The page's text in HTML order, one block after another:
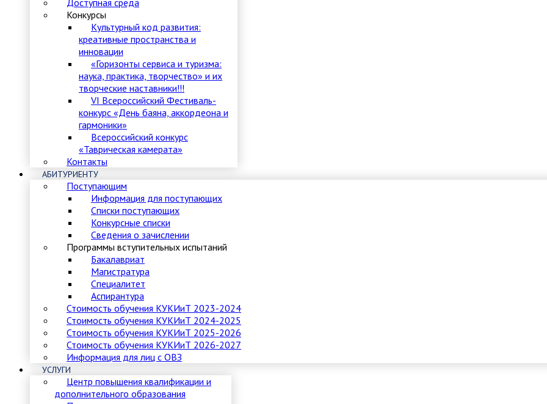
Доступная среда
Конкурсы
Культурный код развития:
креативные пространства и
инновации
«Горизонты сервиса и туризма:
наука, практика, творчество» и их
творческие наставники!!!
VI Всероссийский Фестиваль-
конкурс «День баяна, аккордеона и
гармоники»
Всероссийский конкурс
«Таврическая камерата»
Контакты
АБИТУРИЕНТУ
Поступающим
Информация для поступающих
Списки поступающих
Конкурсные списки
Сведения о зачислении
Программы вступительных испытаний
Бакалавриат
Магистратура
Специалитет
Аспирантура
Стоимость обучения КУКИиТ 2023-2024
Стоимость обучения КУКИиТ 2024-2025
Стоимость обучения КУКИиТ 2025-2026
Стоимость обучения КУКИиТ 2026-2027
Информация для лиц с ОВЗ
УСЛУГИ
Центр повышения квалификации и
дополнительного образования